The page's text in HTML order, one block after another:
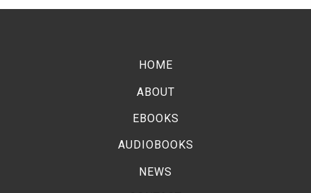
HOME
ABOUT
EBOOKS
AUDIOBOOKS
NEWS